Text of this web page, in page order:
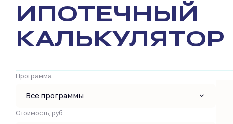
ИПОТЕЧНЫЙ
КАЛЬКУЛЯТОР
Программа
Все программы
Стоимость, руб.